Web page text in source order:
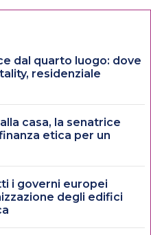
dal quarto luogo: dove
residenziale
casa, la senatrice
etica per un
i governi europei
degli edifici